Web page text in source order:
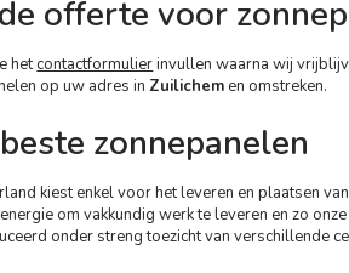
offerte voor
hetcontactformulierinvullen waarna wij
op uw adres in Zuilichem en omstreken.
zonnepanelen
kiest enkel voor het leveren en plaatsen
om vakkundig werk te leveren en zo
onder streng toezicht van verschillende